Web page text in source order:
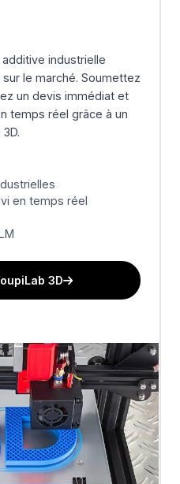
industrielle
le marché. Soumettez
un devis immédiat et
temps réel grâce à un
en temps réel
3D